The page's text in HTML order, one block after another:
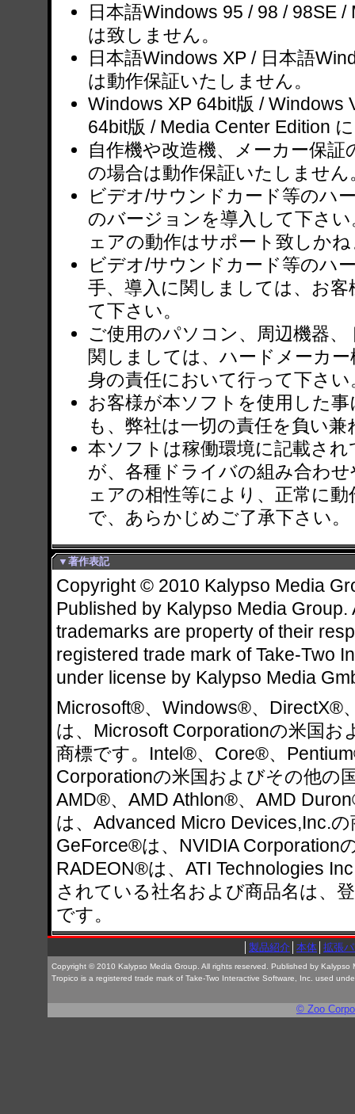
日本語Windows 95 / 98 / 98SE
は致しません。
日本語Windows XP / 日本語
は動作保証いたしません。
Windows XP 64bit版 / Windows
64bit版 / Media Center Edition
自作機や改造機、メーカー保
の場合は動作保証いたしません
ビデオ/サウンドカード等のハ
のバージョンを導入して下さ
ェアの動作はサポート致しか
ビデオ/サウンドカード等のハ
手、導入に関しましては、お
て下さい。
ご使用のパソコン、周辺機器
関しましては、ハードメーカ
身の責任において行って下さい
お客様が本ソフトを使用した
も、弊社は一切の責任を負い兼
本ソフトは稼働環境に記載さ
が、各種ドライバの組み合わ
ェアの相性等により、正常に
で、あらかじめご了承下さい。
▼著作表記
Copyright © 2010 Kalypso Media
Published by Kalypso Media
trademarks are property of their
registered trade mark of Take-Two
under license by Kalypso Media
Microsoft®、Windows®、DirectX®
は、Microsoft Corporationの米国
商標です。Intel®、Core®、
Corporationの米国およびその他の
AMD®、AMD Athlon®、AMD
は、Advanced Micro Devices,Inc.
GeForce®は、NVIDIA Corporation
RADEON®は、ATI Technologies
されている社名および商品名は、
です。
製品紹介 本体 拡張
Copyright © 2010 Kalypso Media Group. All rights reserved. Published by
Tropico is a registered trade mark of Take-Two Interactive Software, Inc. used
© Zoo